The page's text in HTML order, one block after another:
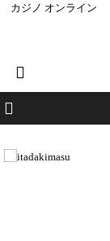
カジノ オンライン
HOME
イベント